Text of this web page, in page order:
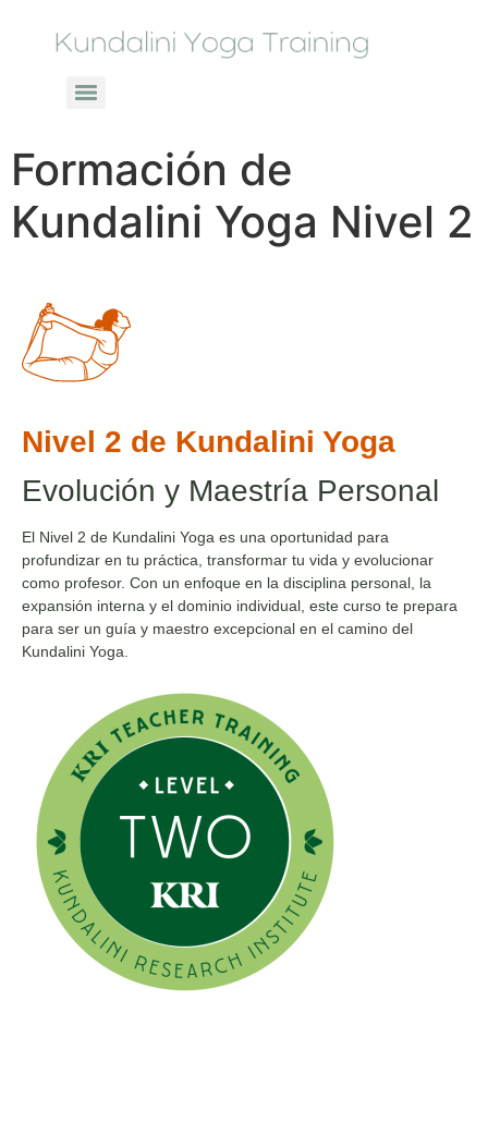
Formación de
Kundalini Yoga Nivel 2
Nivel 2 de Kundalini Yoga
Evolución y Maestría Personal
El Nivel 2 de Kundalini Yoga es una oportunidad para
profundizar en tu práctica, transformar tu vida y evolucionar
como profesor. Con un enfoque en la disciplina personal, la
expansión interna y el dominio individual, este curso te prepara
para ser un guía y maestro excepcional en el camino del
Kundalini Yoga.